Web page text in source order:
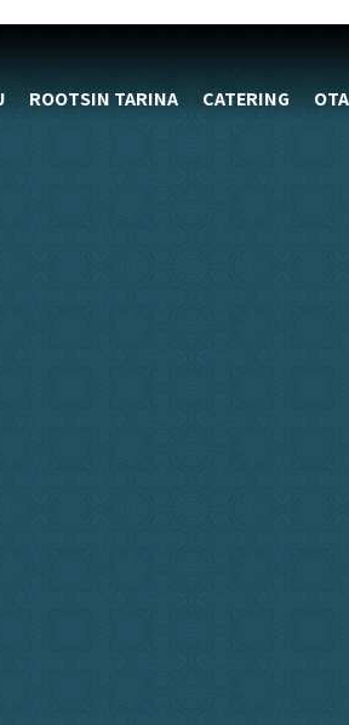
ROOTSIN TARINA CATERING